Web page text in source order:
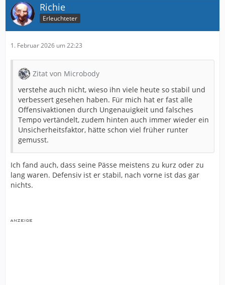
Richie
Erleuchteter
1. Februar 2026 um 22:23
Zitat von Microbody
verstehe auch nicht, wieso ihn viele heute so stabil und
verbessert gesehen haben. Für mich hat er fast alle
Offensivaktionen durch Ungenauigkeit und falsches
Tempo vertändelt, zudem hinten auch immer wieder ein
Unsicherheitsfaktor, hätte schon viel früher runter
gemusst.
Ich fand auch, dass seine Pässe meistens zu kurz oder zu
lang waren. Defensiv ist er stabil, nach vorne ist das gar
nichts.